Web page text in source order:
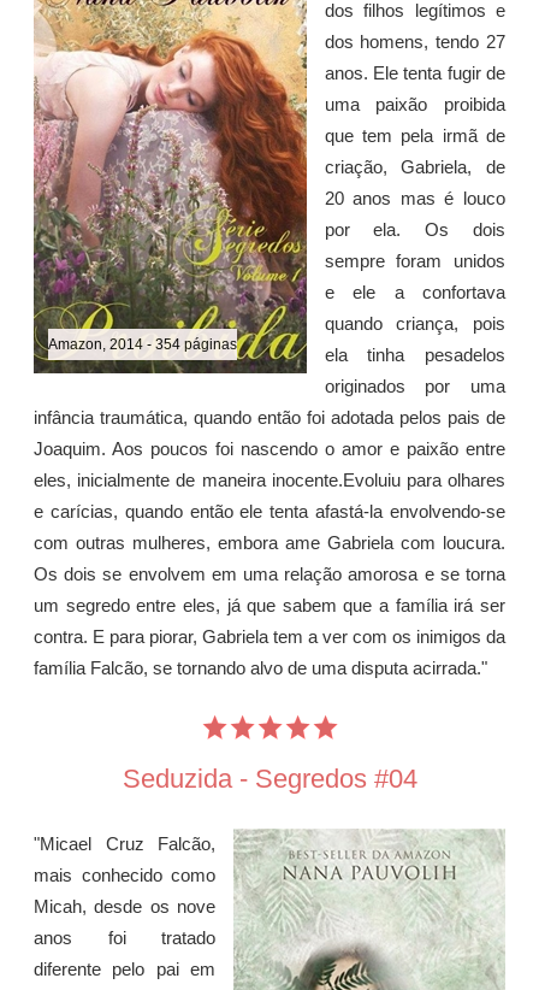
Amazon, 2014 - 354 páginas
dos filhos legítimos e
dos homens, tendo 27
anos. Ele tenta fugir de
uma paixão proibida
que tem pela irmã de
criação, Gabriela, de
20 anos mas é louco
por ela. Os dois
sempre foram unidos
e ele a confortava
quando criança, pois
ela tinha pesadelos
originados por uma
infância traumática, quando então foi adotada pelos pais de
Joaquim. Aos poucos foi nascendo o amor e paixão entre
eles, inicialmente de maneira inocente.Evoluiu para olhares
e carícias, quando então ele tenta afastá-la envolvendo-se
com outras mulheres, embora ame Gabriela com loucura.
Os dois se envolvem em uma relação amorosa e se torna
um segredo entre eles, já que sabem que a família irá ser
contra. E para piorar, Gabriela tem a ver com os inimigos da
família Falcão, se tornando alvo de uma disputa acirrada."
Seduzida - Segredos #04
"Micael Cruz Falcão,
mais conhecido como
Micah, desde os nove
anos foi tratado
diferente pelo pai em